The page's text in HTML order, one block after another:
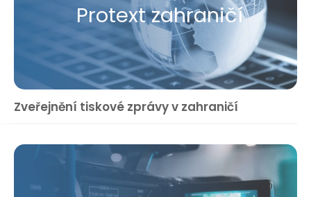
Protext zahraničí
Zveřejnění tiskové zprávy v zahraničí